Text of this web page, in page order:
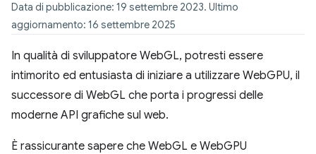
Data di pubblicazione: 19 settembre 2023. Ultimo
aggiornamento: 16 settembre 2025
In qualità di sviluppatore WebGL, potresti essere
intimorito ed entusiasta di iniziare a utilizzare WebGPU, il
successore di WebGL che porta i progressi delle
moderne API grafiche sul web.
È rassicurante sapere che WebGL e WebGPU